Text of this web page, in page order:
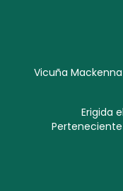
Vicuña
Erigida